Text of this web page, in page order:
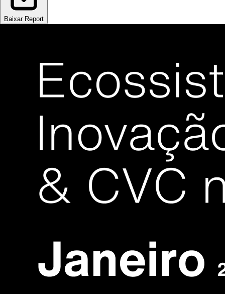
Baixar Report